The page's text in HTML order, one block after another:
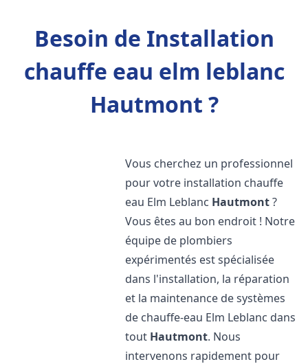
Besoin de Installation
chauffe eau elm leblanc
Hautmont ?
Vous cherchez un professionnel
pour votre installation chauffe
eau Elm Leblanc Hautmont?
Vous êtes au bon endroit ! Notre
équipe de plombiers
expérimentés est spécialisée
dans l'installation, la réparation
et la maintenance de systèmes
de chauffe-eau Elm Leblanc dans
tout Hautmont. Nous
intervenons rapidement pour